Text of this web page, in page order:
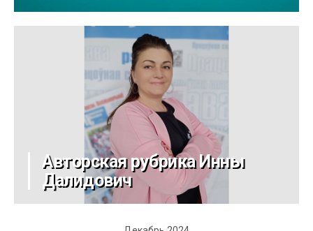
Авторская рубрика Инны
Далидович